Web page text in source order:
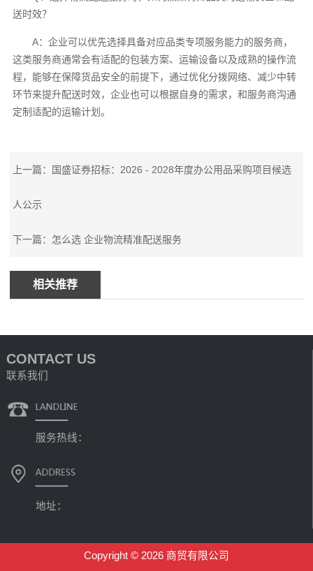
送时效？
A：企业可以优先选择具备对应品类专项服务能力的服务商，
这类服务商通常会有适配的包装方案、运输设备以及成熟的操作流
程，能够在保障货品安全的前提下，通过优化分拨网络、减少中转
环节来提升配送时效，企业也可以根据自身的需求，和服务商沟通
定制适配的运输计划。
上一篇：国盛证券招标：2026 - 2028年度办公用品采购项目候选
人公示
下一篇：怎么选 企业物流精准配送服务
相关推荐
CONTACT US
联系我们
服务热线：
地址：
Copyright © 2026 商贸有限公司